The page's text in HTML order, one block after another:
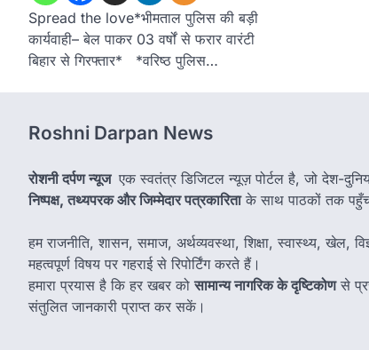
Spread the love*भीमताल पुलिस की बड़ी
कार्यवाही– बेल पाकर 03 वर्षों से फरार वारंटी
बिहार से गिरफ्तार* *वरिष्ठ पुलिस…
Roshni Darpan News
रोशनी दर्पण न्यूज एक स्वतंत्र डिजिटल न्यूज़ पोर्टल है, जो देश-
निष्पक्ष, तथ्यपरक और जिम्मेदार पत्रकारिताके साथ पाठकों तक
हम राजनीति, शासन, समाज, अर्थव्यवस्था, शिक्षा, स्वास्थ्य, खेल,
महत्वपूर्ण विषय पर गहराई से रिपोर्टिंग करते हैं।
हमारा प्रयास है कि हर खबर कोसामान्य नागरिक के दृष्टिकोणसे
संतुलित जानकारी प्राप्त कर सकें।